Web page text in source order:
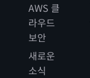
AWS 클
라우드
보안
새로운
소식